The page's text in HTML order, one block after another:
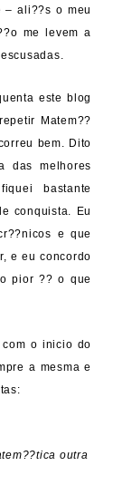
– ali??s o meu
me levem a
este blog
Matem??
bem. Dito
das melhores
bastante
conquista. Eu
e que
e eu concordo
pior ?? o que
o inicio do
a mesma e
outra